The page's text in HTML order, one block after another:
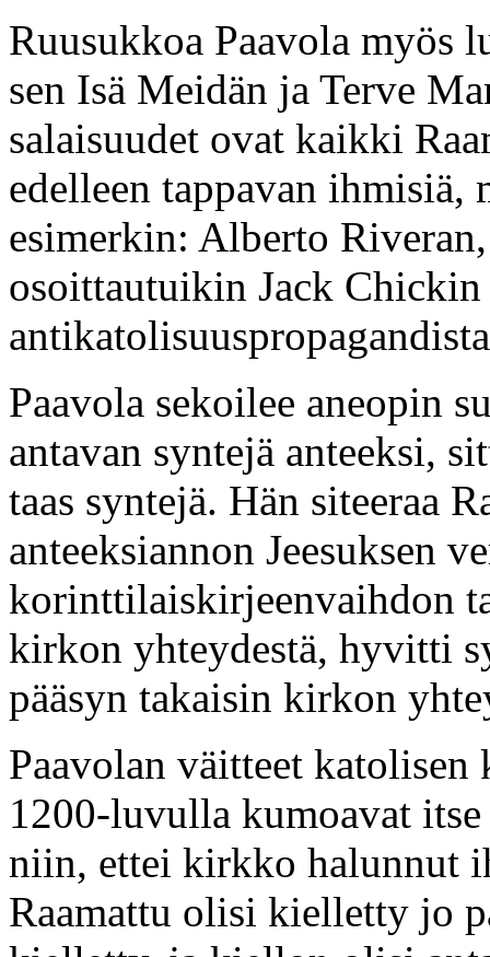
Ruusukkoa Paavola myös
sen Isä Meidän ja Terve
salaisuudet ovat kaikki
edelleen tappavan ihmisiä,
esimerkin: Alberto
osoittautuikin Jack
Paavola sekoilee aneopin
antavan syntejä anteeksi,
taas syntejä. Hän siteeraa
anteeksiannon Jeesuksen
korinttilaiskirjeenvaihdon
kirkon yhteydestä, hyvitti
pääsyn takaisin kirkon
Paavolan väitteet
1200-luvulla kumoavat
niin, ettei kirkko halunnut
Raamattu olisi kielletty jo